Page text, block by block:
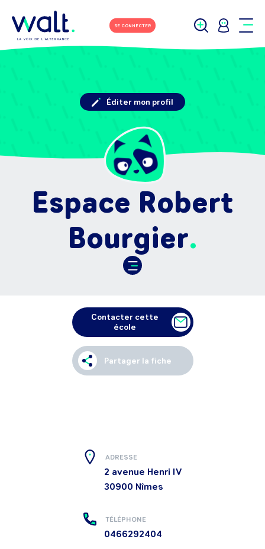
SE CONNECTER
Espace Robert
Bourgier
Éditer mon profil
Contacter cette
école
Partager la fiche
ADRESSE
2 avenue Henri IV
30900 Nîmes
TÉLÉPHONE
0466292404